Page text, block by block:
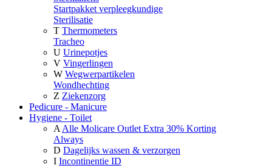
Startpakket verpleegkundige
Sterilisatie
T Thermometers
Tracheo
U Urinepotjes
V Vingerlingen
W Wegwerpartikelen
Wondhechting
Z Ziekenzorg
Pedicure - Manicure
Hygiene - Toilet
A Alle Molicare Outlet Extra 30% Korting
Always
D Dagelijks wassen & verzorgen
I Incontinentie ID